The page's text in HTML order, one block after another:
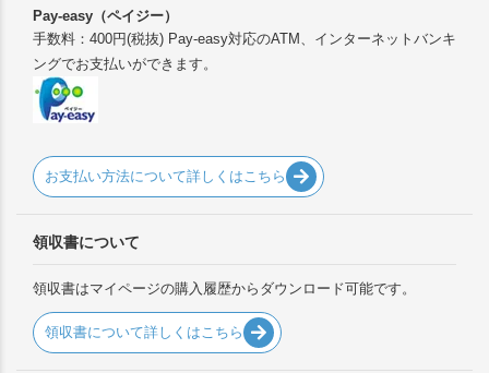
Pay-easy（ペイジー）
手数料：400円(税抜) Pay-easy対応のATM、インターネットバンキ
ングでお支払いができます。
お支払い方法について詳しくはこちら
領収書について
領収書はマイページの購入履歴からダウンロード可能です。
領収書について詳しくはこちら